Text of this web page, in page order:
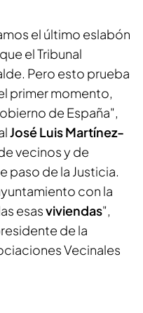
el último eslabón
el Tribunal
Pero esto prueba
primer momento,
de España",
José Luis Martínez-
vecinos y de
paso de la Justicia.
con la
esasviviendas",
de la
Vecinales